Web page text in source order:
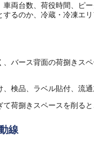
車両台数、荷役時間、ピ
するのか、冷蔵・冷凍エ
バース背面の荷捌きスペ
検品、ラベル貼付、流
荷捌きスペースを削る
線